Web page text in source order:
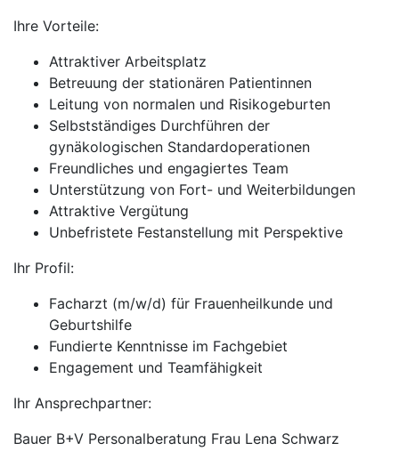
Ihre Vorteile:
Attraktiver Arbeitsplatz
Betreuung der stationären Patientinnen
Leitung von normalen und Risikogeburten
Selbstständiges Durchführen der
gynäkologischen Standardoperationen
Freundliches und engagiertes Team
Unterstützung von Fort- und Weiterbildungen
Attraktive Vergütung
Unbefristete Festanstellung mit Perspektive
Ihr Profil:
Facharzt (m/w/d) für Frauenheilkunde und
Geburtshilfe
Fundierte Kenntnisse im Fachgebiet
Engagement und Teamfähigkeit
Ihr Ansprechpartner:
Bauer B+V Personalberatung Frau Lena Schwarz